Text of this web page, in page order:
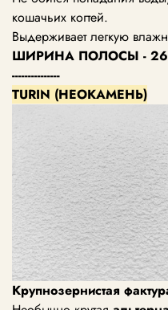
кошачьих когтей.
Выдерживает легкую
ШИРИНА ПОЛОСЫ -
---------------
TURIN (НЕОКАМЕНЬ)
Крупнозернистая